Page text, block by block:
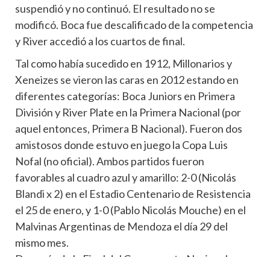
suspendió y no continuó. El resultado no se
modificó. Boca fue descalificado de la competencia
y River accedió a los cuartos de final.
Tal como había sucedido en 1912, Millonarios y
Xeneizes se vieron las caras en 2012 estando en
diferentes categorías: Boca Juniors en Primera
División y River Plate en la Primera Nacional (por
aquel entonces, Primera B Nacional). Fueron dos
amistosos donde estuvo en juego la Copa Luis
Nofal (no oficial). Ambos partidos fueron
favorables al cuadro azul y amarillo: 2-0 (Nicolás
Blandi x 2) en el Estadio Centenario de Resistencia
el 25 de enero, y 1-0 (Pablo Nicolás Mouche) en el
Malvinas Argentinas de Mendoza el día 29 del
mismo mes.